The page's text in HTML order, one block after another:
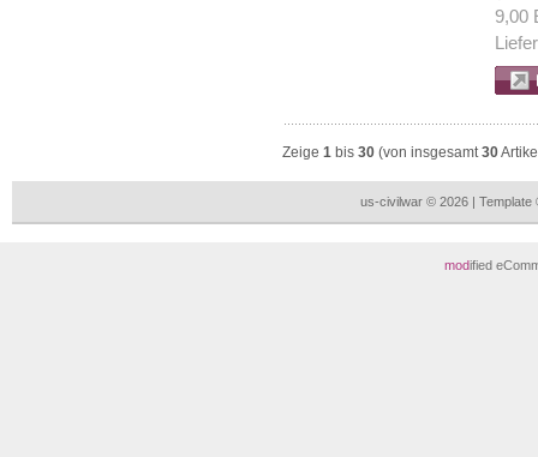
9,00
Zeige 1 bis 30 (von insgesamt30
us-civilwar © 2026 |
modified